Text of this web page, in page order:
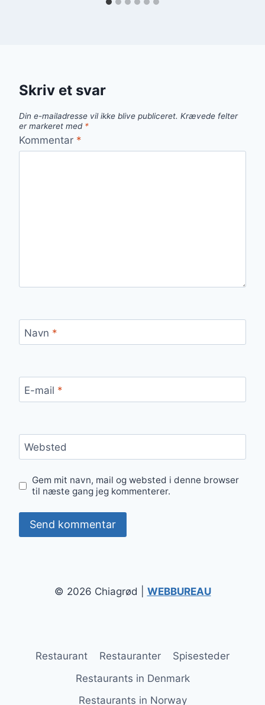
Skriv et svar
Din e-mailadresse vil ikke blive publiceret. Krævede felter
er markeret med *
Kommentar *
Navn *
E-mail *
Websted
Gem mit navn, mail og websted i denne browser
til næste gang jeg kommenterer.
© 2026 Chiagrød | WEBBUREAU
Restaurant Restauranter
Spisesteder
Restaurants in Denmark
Restaurants in Norway